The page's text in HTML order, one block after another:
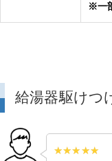
※一
給湯器駆けつ